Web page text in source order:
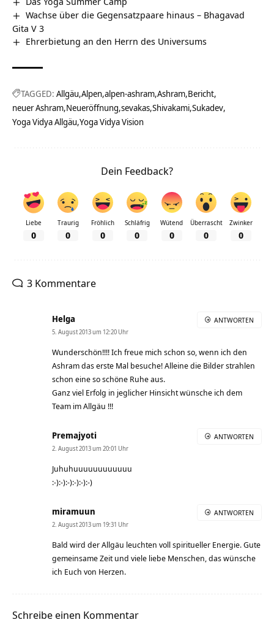
Wachse über die Gegensatzpaare hinaus – Bhagavad
Gita V 3
Ehrerbietung an den Herrn des Universums
TAGGED: Allgäu Alpen alpen-ashram Ashram Bericht
neuer Ashram Neueröffnung sevakas Shivakami Sukadev
Yoga Vidya Allgäu Yoga Vidya Vision
Dein Feedback?
Liebe
0
Traurig
0
Fröhlich
0
Schläfrig
0
Wütend
0
Überrascht
0
Zwinker
0
3 Kommentare
Helga
5. August 2013 um 12:20 Uhr
Wunderschön!!!! Ich freue mich schon so, wenn ich den
Ashram das erste Mal besuche! Alleine die Bilder strahlen
schon eine so schöne Ruhe aus.
Ganz viel Erfolg in jeglicher Hinsicht wünsche ich dem
Team im Allgäu !!!
ANTWORTEN
Premajyoti
2. August 2013 um 20:01 Uhr
Juhuhuuuuuuuuuuuu
:-):-):-):-):-):-)
ANTWORTEN
miramuun
2. August 2013 um 19:31 Uhr
Bald wird der Allgäu leuchten voll spiritueller Energie. Gute
gemeinsame Zeit und viele liebe Menschen, das wünsche
ich Euch von Herzen.
ANTWORTEN
Schreibe einen Kommentar